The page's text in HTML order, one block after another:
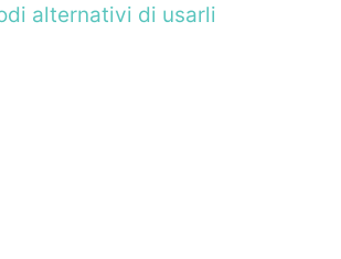
alternativi di usarli